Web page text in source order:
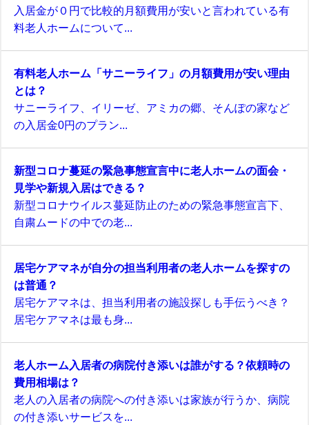
入居金が０円で比較的月額費用が安いと言われている有
料老人ホームについて...
有料老人ホーム「サニーライフ」の月額費用が安い理由
とは？
サニーライフ、イリーゼ、アミカの郷、そんぽの家など
の入居金0円のプラン...
新型コロナ蔓延の緊急事態宣言中に老人ホームの面会・
見学や新規入居はできる？
新型コロナウイルス蔓延防止のための緊急事態宣言下、
自粛ムードの中での老...
居宅ケアマネが自分の担当利用者の老人ホームを探すの
は普通？
居宅ケアマネは、担当利用者の施設探しも手伝うべき？
居宅ケアマネは最も身...
老人ホーム入居者の病院付き添いは誰がする？依頼時の
費用相場は？
老人の入居者の病院への付き添いは家族が行うか、病院
の付き添いサービスを...